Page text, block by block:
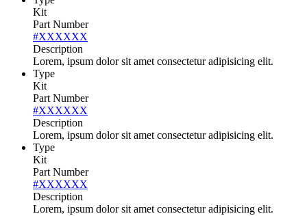
Kit
Part Number
#XXXXXX
Description
Lorem, ipsum dolor sit amet consectetur adipisicing elit.
Type
Kit
Part Number
#XXXXXX
Description
Lorem, ipsum dolor sit amet consectetur adipisicing elit.
Type
Kit
Part Number
#XXXXXX
Description
Lorem, ipsum dolor sit amet consectetur adipisicing elit.